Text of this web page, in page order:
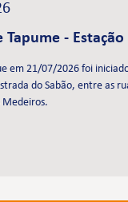
Tapume -
em 21/07/2026 foi
do Sabão, entre as
Medeiros.